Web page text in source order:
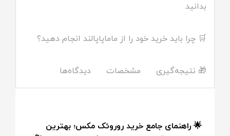
بدانید
🛒 چرا باید خرید خود را از ماماپاپالند انجام دهید؟
🎁 نتیجه‌گیری مشخصات دیدگاه‌ها
🌟 راهنمای جامع خرید روروئک مکس؛ بهترین